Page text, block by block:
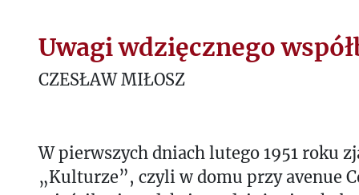
Uwagi wdzięcznego
CZESŁAW MIŁOSZ
W pierwszych dniach lutego 1951 roku
„Kulturze”, czyli w domu przy avenue